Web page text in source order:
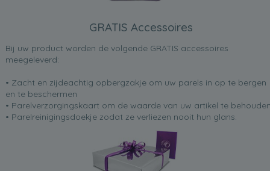
GRATIS Accessoires
Bij uw product worden de volgende GRATIS accessoires
meegeleverd:
• Zacht en zijdeachtig opbergzakje om uw parels in op te bergen
en te beschermen
• Parelverzorgingskaart om de waarde van uw artikel te
• Parelreinigingsdoekje zodat ze verliezen nooit hun glans.